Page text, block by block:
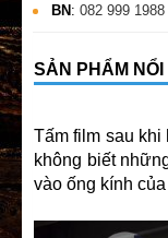
BN : 082 999 1988
SẢN PHẨM
Tấm film sau khi
không biết
vào ống kính